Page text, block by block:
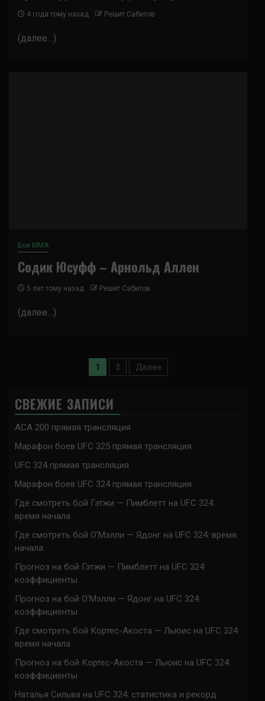
4 года тому назад Решит Сабитов
(далее…)
Бои ММА
Содик Юсуфф – Арнольд Аллен
5 лет тому назад Решит Сабитов
(далее…)
Пагинация
1 2 Далее
СВЕЖИЕ ЗАПИСИ
ACA 200 прямая трансляция
Марафон боев UFC 325 прямая трансляция
UFC 324 прямая трансляция
Марафон боев UFC 324 прямая трансляция
Где смотреть бой Гэтжи — Пимблетт на UFC 324:
время начала
Где смотреть бой О’Мэлли — Ядонг на UFC 324: время
начала
Прогноз на бой Гэтжи — Пимблетт на UFC 324:
коэффициенты
Прогноз на бой О’Мэлли — Ядонг на UFC 324:
коэффициенты
Где смотреть бой Кортес-Акоста — Льюис на UFC 324:
время начала
Прогноз на бой Кортес-Акоста — Льюис на UFC 324:
коэффициенты
Наталья Сильва на UFC 324: статистика и рекорд